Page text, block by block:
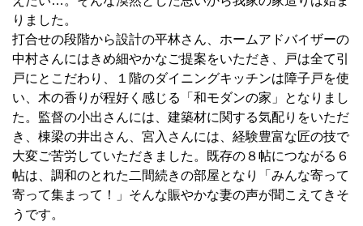
りました。
打合せの段階から設計の平林さん、ホームアドバイザーの
中村さんにはきめ細やかなご提案をいただき、戸は全て引
戸にとこだわり、１階のダイニングキッチンは障子戸を使
い、木の香りが程好く感じる「和モダンの家」となりまし
た。監督の小出さんには、建築材に関する気配りをいただ
き、棟梁の井出さん、宮入さんには、経験豊富な匠の技で
大変ご苦労していただきました。既存の８帖につながる６
帖は、調和のとれた二間続きの部屋となり「みんな寄って
寄って集まって！」そんな賑やかな妻の声が聞こえてきそ
うです。